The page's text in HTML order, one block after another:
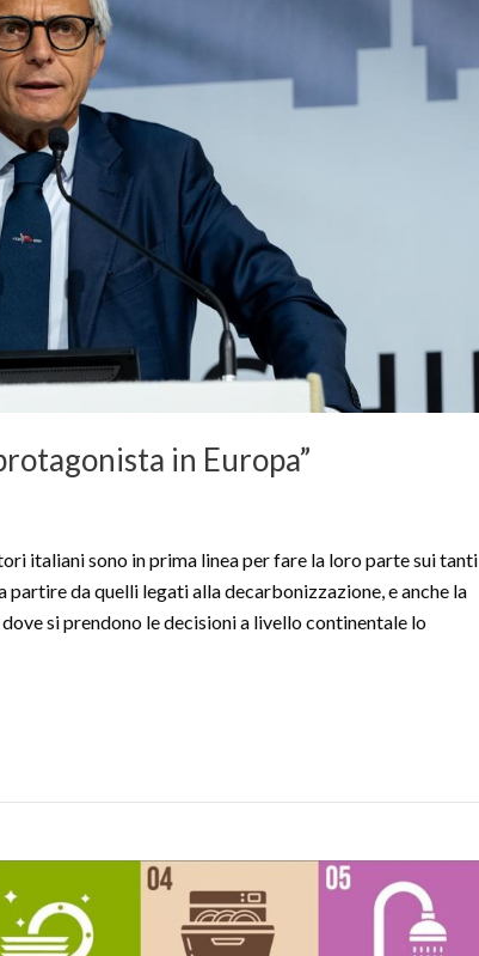
in Europa”
italiani sono in prima linea per fare la loro parte sui tanti
da quelli legati alla decarbonizzazione, e anche la
si prendono le decisioni a livello continentale lo